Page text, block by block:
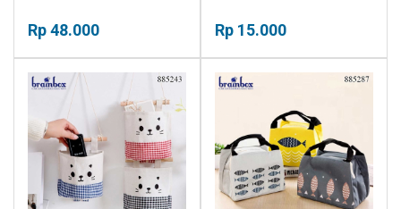
Rp 48.000
Tersembunyi
Rp 15.000